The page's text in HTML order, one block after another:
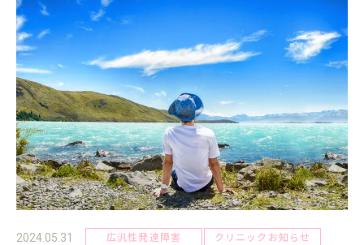
2024.05.31 広汎性発達障害 クリニックお知らせ